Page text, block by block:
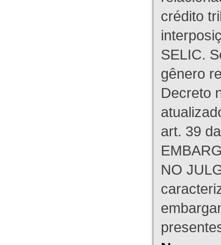
crédito
SELIC.
gênero
Decreto
art. 39
NO